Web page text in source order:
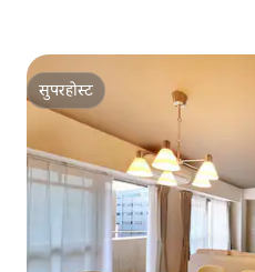
सुपरहोस्ट
सुपरहोस्ट